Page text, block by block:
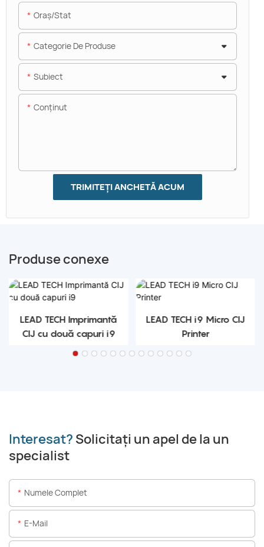
Oraș/stat
Categorie De Produse
Subiect
Conţinut
TRIMITEȚI ANCHETĂ ACUM
Produse conexe
LEAD TECH Imprimantă
CIJ cu două capuri i9
LEAD TECH i9 Micro CIJ
Printer
Interesat? Solicitați un apel de la un
specialist
Numele Complet
E-Mail